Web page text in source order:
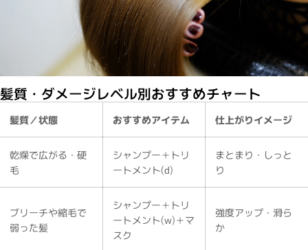
髪質・ダメージレベル別おすすめチャート
髪質／状態 おすすめアイテム 仕上がりイメージ
乾燥で広がる・硬
毛
シャンプー＋トリ
ートメント(d)
まとまり・しっと
り
ブリーチや縮毛で
弱った髪
シャンプー＋トリ
ートメント(w)＋マ
スク
強度アップ・滑ら
か